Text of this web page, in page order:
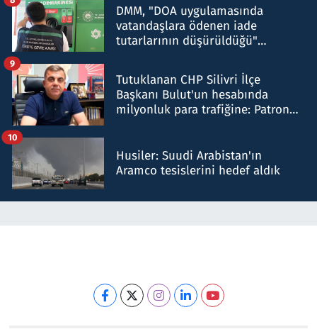
DMM, "DOA uygulamasında
vatandaşlara ödenen iade
tutarlarının düşürüldüğü"
Tutuklanan CHP Silivri İlçe
Başkanı Bulut'un hesabında
milyonluk para trafiğine: Patron
9
Husiler: Suudi Arabistan'ın
Aramco tesislerini hedef aldık
10